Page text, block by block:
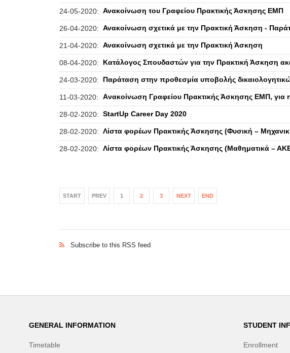
24-05-2020: Ανακοίνωση του Γραφείου Πρακτικής Άσκησης ΕΜΠ
26-04-2020: Ανακοίνωση σχετικά με την Πρακτική Άσκηση -
21-04-2020: Ανακοίνωση σχετικά με την Πρακτική Άσκηση
08-04-2020: Κατάλογος Σπουδαστών για την Πρακτική Άσκηση
24-03-2020: Παράταση στην προθεσμία υποβολής
11-03-2020: Aνακοίνωση Γραφείου Πρακτικής Άσκησης ΕΜΠ, για
28-02-2020: StartUp Career Day 2020
28-02-2020: Λίστα φορέων Πρακτικής Άσκησης (Φυσική –
28-02-2020: Λίστα φορέων Πρακτικής Άσκησης (Μαθηματικά –
START PREV 1 2 3 NEXT END
Subscribe to this RSS feed
GENERAL INFORMATION
Timetable
STUDENT
Enrollment